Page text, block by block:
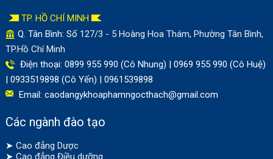
TP. HỒ CHÍ MINH
Q. Tân Bình: Số 127/3 - 5 Hoàng Hoa Thám, Phường Tân Bình,
TP.Hồ Chí Minh
Điện thoại: 0899 955 990 (Cô Nhung) | 0969 955 990 (Cô Huệ)
| 0933519898 (Cô Yến) | 0961539898
Email: caodangykhoaphamngocthach@gmail.com
Các ngành đào tạo
➤ Cao đẳng Dược
➤ Cao đẳng Điều dưỡng